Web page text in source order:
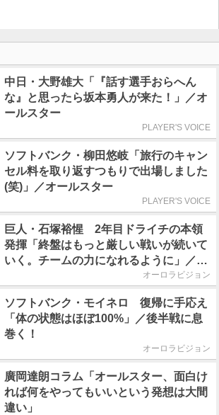
中日・大野雄大「『話す選手おらへん
な』と思ったら坂本勇人が来た！」／オ
ールスター
PLAYER'S VOICE
ソフトバンク・柳田悠岐「旅行のキャン
セル料を取り返すつもりで出場しました
(笑)」／オールスター
PLAYER'S VOICE
巨人・石塚裕惺 2年目ドライチの本領
発揮「終盤はもっと厳しい戦いが続いて
いく。チームの力になれるように」／後
オーロラビジョン
ソフトバンク・モイネロ 復帰に手応え
「体の状態はほぼ100%」／後半戦に息
巻く！
オーロラビジョン
廣岡達朗コラム「オールスター、面白け
れば何をやってもいいという発想は大間
違い」